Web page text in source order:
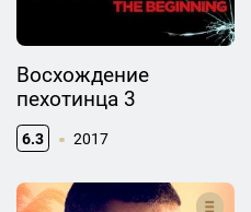
Восхождение
пехотинца 3
6.3 2017